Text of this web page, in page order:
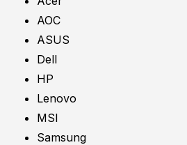
AOC
ASUS
Dell
HP
Lenovo
MSI
Samsung